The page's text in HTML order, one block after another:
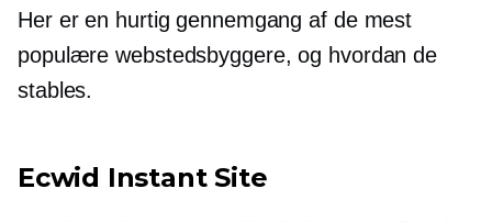
Her er en hurtig gennemgang af de mest
populære webstedsbyggere, og hvordan de
stables.
Ecwid Instant Site